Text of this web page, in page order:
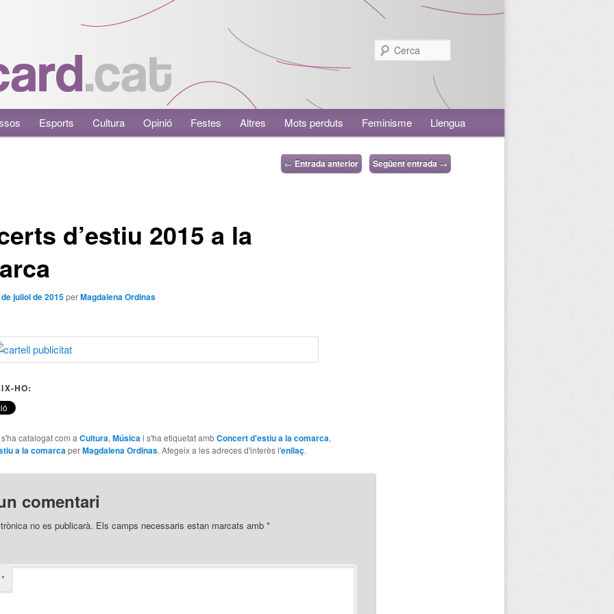
Esports Cultura Opinió Festes Altres Mots perduts Feminisme Llengua
← Entrada anterior Següent entrada →
d’estiu 2015 a la
juliol de 2015perMagdalena Ordinas
HO:
catalogat com aCultura,Músicai s'ha etiquetat ambConcert d'estiu a la comarca,
a la comarcaperMagdalena Ordinas. Afegeix a les adreces d'interès l'enllaç.
comentari
no es publicarà. Els camps necessaris estan marcats amb *
*